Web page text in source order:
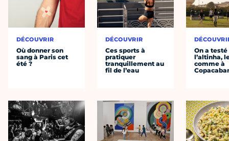
DÉCOUVRIR
Où donner son
sang à Paris cet
été ?
DÉCOUVRIR
Ces sports à
pratiquer
tranquillement au
fil de l’eau
On a testé
l’altinha,
comme à